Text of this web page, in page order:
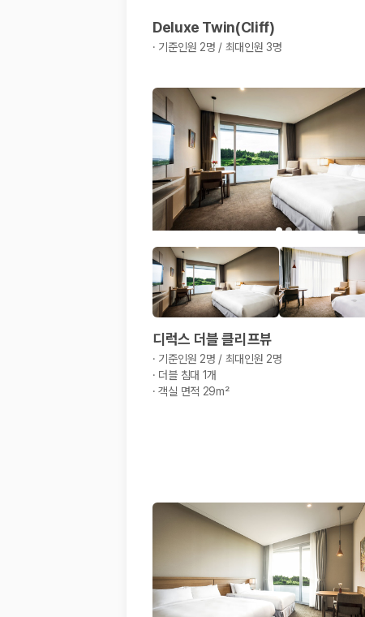
제주렌트카 가격비교 주요 링크
Deluxe Twin(Cliff)
· 기준인원 2명 / 최대인원 3명
디럭스 더블 클리프뷰
· 기준인원 2명 / 최대인원 2명
· 더블 침대 1개
·객실 면적 29m²